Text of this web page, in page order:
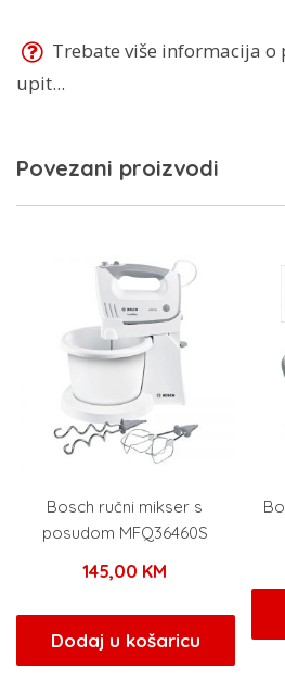
Trebate više informacija
upit...
Povezani proizvodi
Bosch ručni mikser s
posudom MFQ36460S
145,00 KM
Dodaj u košaricu